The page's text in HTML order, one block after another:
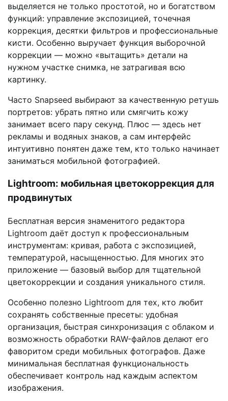
выделяется не только простотой, но и богатством
функций: управление экспозицией, точечная
коррекция, десятки фильтров и профессиональные
кисти. Особенно выручает функция выборочной
коррекции — можно «вытащить» детали на
нужном участке снимка, не затрагивая всю
картинку.
Часто Snapseed выбирают за качественную ретушь
портретов: убрать пятно или смягчить кожу
занимает всего пару секунд. Плюс — здесь нет
рекламы и водяных знаков, а сам интерфейс
интуитивно понятен даже тем, кто только начинает
заниматься мобильной фотографией.
Lightroom: мобильная цветокоррекция для
продвинутых
Бесплатная версия знаменитого редактора
Lightroom даёт доступ к профессиональным
инструментам: кривая, работа с экспозицией,
температурой, насыщенностью. Для многих это
приложение — базовый выбор для тщательной
цветокоррекции и создания уникального стиля.
Особенно полезно Lightroom для тех, кто любит
сохранять собственные пресеты: удобная
организация, быстрая синхронизация с облаком и
возможность обработки RAW-файлов делают его
фаворитом среди мобильных фотографов. Даже
минимальная бесплатная функциональность
обеспечивает контроль над каждым аспектом
изображения.